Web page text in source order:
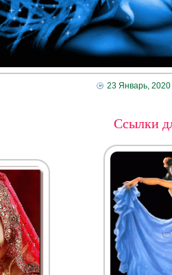
23 Январь, 2020
Ссылки